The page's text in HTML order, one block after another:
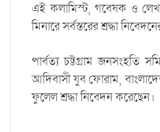
এই কলামিস্ট, গবেষক ও
মিনারে সর্বস্তরের শ্রদ্ধা
পার্বত্য চট্টগ্রাম জনসংহতি
আদিবাসী যুব ফোরাম,
ফুলেল শ্রদ্ধা নিবেদন করেছেন।